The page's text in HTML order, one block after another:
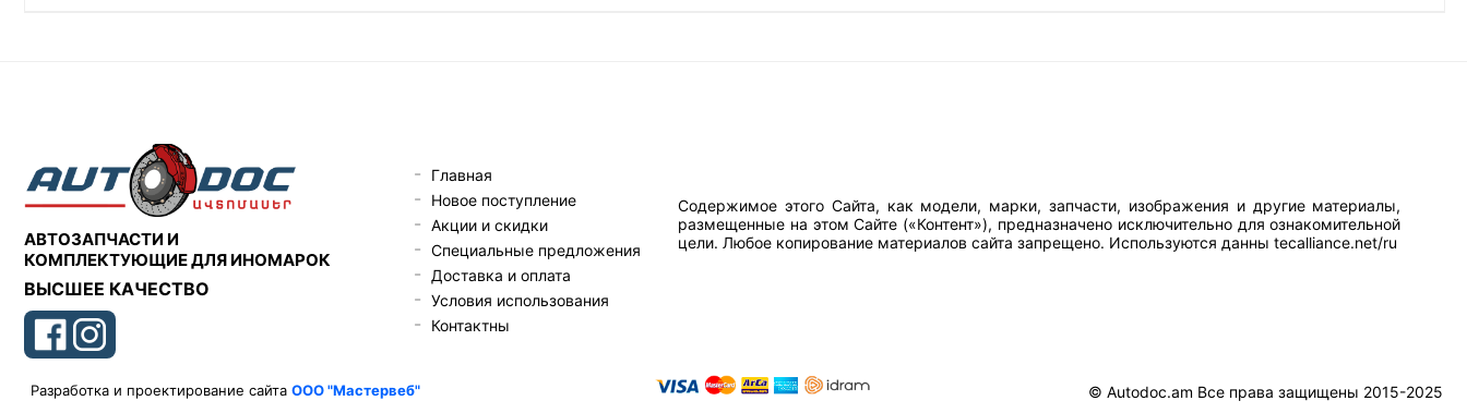
АВТОЗАПЧАСТИ И
КОМПЛЕКТУЮЩИЕ ДЛЯ ИНОМАРОК
ВЫСШЕЕ КАЧЕСТВО
Главная
Новое поступление
Акции и скидки
Специальные предложения
Доставка и оплата
Условия использования
Контактны
Содержимое этого Сайта, как модели, марки, запчасти, изображения и другие материалы,
размещенные на этом Сайте («Контент»), предназначено исключительно для ознакомительной
цели. Любое копирование материалов сайта запрещено. Используются данны tecalliance.net/ru
Разработка и проектирование сайта ООО "Мастервеб" © Autodoc.am Все права защищены 2015-2025